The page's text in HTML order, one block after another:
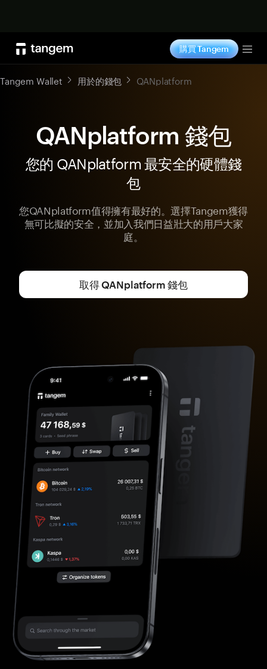
購買 Tangem
Tangem Wallet 用於的錢包 QANplatform
QANplatform 錢包
您的 QANplatform 最安全的硬體錢
包
您QANplatform值得擁有最好的。選擇Tangem獲得
無可比擬的安全，並加入我們日益壯大的用戶大家
庭。
取得 QANplatform 錢包